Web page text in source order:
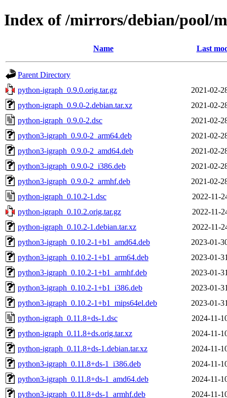
Index of /mirrors/debian/pool/
Name Last
Parent Directory
python-igraph_0.9.0.orig.tar.gz
2021-02-
python-igraph_0.9.0-2.debian.tar.xz
2021-02-
python-igraph_0.9.0-2.dsc
2021-02-
python3-igraph_0.9.0-2_arm64.deb
2021-02-
python3-igraph_0.9.0-2_amd64.deb
2021-02-
python3-igraph_0.9.0-2_i386.deb
2021-02-
python3-igraph_0.9.0-2_armhf.deb
2021-02-
python-igraph_0.10.2-1.dsc
2022-11-
python-igraph_0.10.2.orig.tar.gz
2022-11-
python-igraph_0.10.2-1.debian.tar.xz
2022-11-
python3-igraph_0.10.2-1+b1_amd64.deb
2023-01-
python3-igraph_0.10.2-1+b1_arm64.deb
2023-01-
python3-igraph_0.10.2-1+b1_armhf.deb
2023-01-
python3-igraph_0.10.2-1+b1_i386.deb
2023-01-
python3-igraph_0.10.2-1+b1_mips64el.deb
2023-01-
python-igraph_0.11.8+ds-1.dsc
2024-11-
python-igraph_0.11.8+ds.orig.tar.xz
2024-11-
python-igraph_0.11.8+ds-1.debian.tar.xz
2024-11-
python3-igraph_0.11.8+ds-1_i386.deb
2024-11-
python3-igraph_0.11.8+ds-1_amd64.deb
2024-11-
python3-igraph_0.11.8+ds-1_armhf.deb
2024-11-